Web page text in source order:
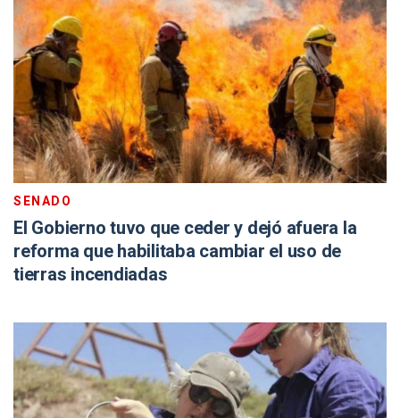
SENADO
El Gobierno tuvo que ceder y dejó afuera la
reforma que habilitaba cambiar el uso de
tierras incendiadas